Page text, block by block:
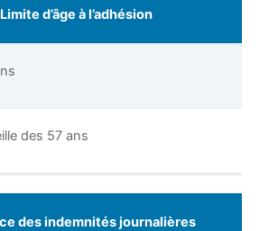
Limite d’âge à l’adhésion
des 57 ans
des indemnités journalières